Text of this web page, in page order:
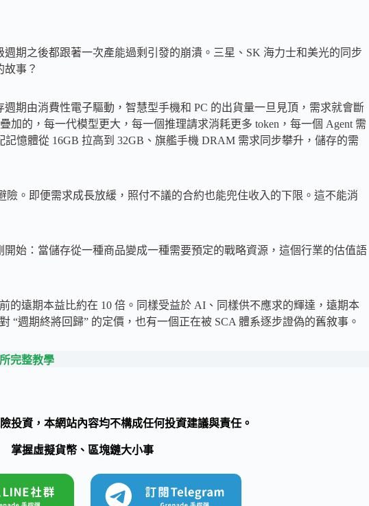
期之後都跟著一次產能過剩引發的崩潰。三星、SK 海力士和美光的同步
故事？
期由消費性電子驅動，智慧型手機和 PC 的出貨量一旦見頂，需求就會斷
加的，每一代模型更大，每一個推理請求消耗更多 token，每一個 Agent 需
憶體從 16GB 拉高到 32GB、旗艦手機 DRAM 需求同步攀升，儲存的需
險。即便需求成長放緩，照付不議的合約也能兜住收入的下限。這不能消
始：當儲存從一種商品變成一種需要預定的戰略資源，這個行業的估值語
的遠期本益比約在 10 倍。同樣受益於 AI、同樣供不應求的輝達，遠期本
“週期終將回歸” 的定價，也有一個正在被 SCA 體系逐步證偽的舊敘事。
完整教學
投資，本網站內容均不構成任何投資建議與責任。
掌握虛擬貨幣、區塊鏈大小事